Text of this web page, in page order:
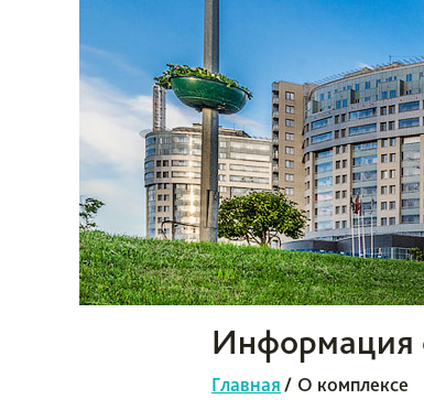
Информация
Главная / О комплексе